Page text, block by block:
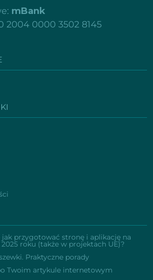
mBank
2004 0000 3502 8145
jak przygotować stronę i aplikację na
roku (także w projektach UE)?
Praktyczne porady
Twoim artykule internetowym